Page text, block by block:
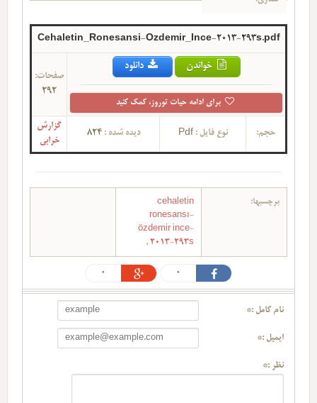
Cehaletin_Ronesansi-Ozdemir_Ince-2013-293s.pdf
خواندن دانلود
برای ادامه حیات توروز، کمک کنید
صفحات:
292
حجم: نوع فایل :Pdf دیده شده :824
گزارش
خرابی
برچسبها:
cehaletin
ronesansı-
özdemir ince-
2013-293s
,
0
0
نام کامل :*
ایمیل :*
نظر :*